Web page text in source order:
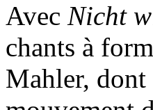
Avec Nicht
chants à
Mahler, dont